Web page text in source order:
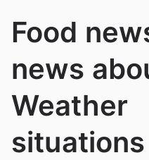
Food
news
Weather